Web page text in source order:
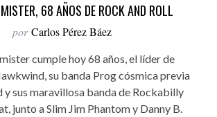
68 AÑOS DE ROCK AND ROLL
por Carlos Pérez Báez
cumple hoy 68 años, el líder de
su banda Prog cósmica previa
sus maravillosa banda de Rockabilly
junto a Slim Jim Phantom y Danny B.